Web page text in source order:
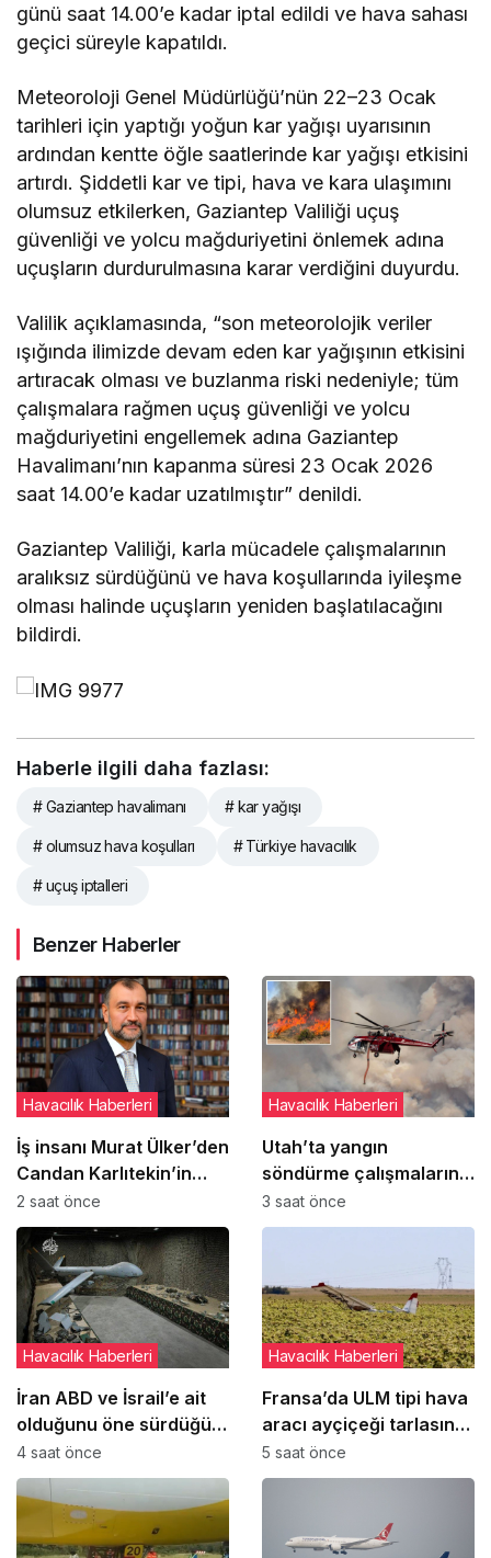
günü saat 14.00’e kadar iptal edildi ve hava sahası
geçici süreyle kapatıldı.
Meteoroloji Genel Müdürlüğü’nün 22–23 Ocak
tarihleri için yaptığı yoğun kar yağışı uyarısının
ardından kentte öğle saatlerinde kar yağışı etkisini
artırdı. Şiddetli kar ve tipi, hava ve kara ulaşımını
olumsuz etkilerken, Gaziantep Valiliği uçuş
güvenliği ve yolcu mağduriyetini önlemek adına
uçuşların durdurulmasına karar verdiğini duyurdu.
Valilik açıklamasında, “son meteorolojik veriler
ışığında ilimizde devam eden kar yağışının etkisini
artıracak olması ve buzlanma riski nedeniyle; tüm
çalışmalara rağmen uçuş güvenliği ve yolcu
mağduriyetini engellemek adına Gaziantep
Havalimanı’nın kapanma süresi 23 Ocak 2026
saat 14.00’e kadar uzatılmıştır” denildi.
Gaziantep Valiliği, karla mücadele çalışmalarının
aralıksız sürdüğünü ve hava koşullarında iyileşme
olması halinde uçuşların yeniden başlatılacağını
bildirdi.
Haberle ilgili daha fazlası:
# Gaziantep havalimanı # kar yağışı
# olumsuz hava koşulları # Türkiye havacılık
# uçuş iptalleri
Benzer Haberler
İş insanı Murat Ülker’den
Candan Karlıtekin’in
THY ile ilgili kaleme
aldığı kitaba övgü
Havacılık Haberleri
2 saat önce
Utah’ta yangın
söndürme çalışmalarına
katılan helikopter düştü:
2 pilot hayatını kaybetti
Havacılık Haberleri
3 saat önce
İran ABD ve İsrail’e ait
olduğunu öne sürdüğü
hava araçlarının
enkazlarını sergiledi
Havacılık Haberleri
4 saat önce
Fransa’da ULM tipi hava
aracı ayçiçeği tarlasına
‘paraşüt sistemini’
açarak indi
Havacılık Haberleri
5 saat önce